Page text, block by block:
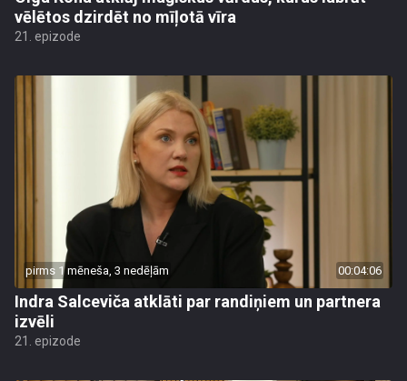
vēlētos dzirdēt no mīļotā vīra
21. epizode
pirms 1 mēneša, 3 nedēļām 00:04:06
Indra Salceviča atklāti par randiņiem un partnera
izvēli
21. epizode